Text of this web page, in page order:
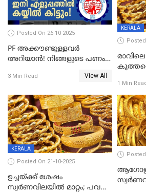
Posted On 26-10-2025
PF അക്കൗണ്ടുള്ളവർ
അറിയാൻ! നിങ്ങളുടെ പണം
കിട്ടും!
3 Min Read View All
KERALA
Posted
കുത്തനെ
1 Min
KERALA
Posted On 21-10-2025
ഉച്ചയ്ക്ക് ശേഷം
സ്വർണവിലയിൽ മാറ്റം; പവന്
ആഗോള